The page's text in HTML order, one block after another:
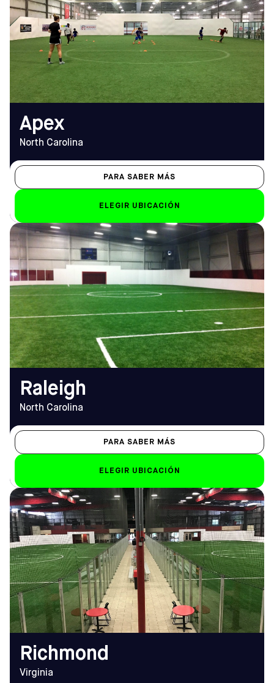
De lunes a viernes
7:30 - 12:00
Sáb-Dom
Sáb: 8.00 h. - 22.00 h.;
Dom: 8:30 - 22:00
Apex, NC 27502
Cómo llegar
TELÉFONO
(919) 387-2955
EMAIL
apex@sofive.com
Apex
North Carolina
PARA SABER MÁS
ELEGIR UBICACIÓN
HORARIO DE
APERTURA
De lunes a viernes
10.00 h - 12.00 h
Sáb-Dom
Sáb: 8.30 h - 12 h; Dom:
10:00 - 22:00
DIRECCIÓN
5600 Hillsborough St,
Raleigh, NC 27606
Cómo llegar
TELÉFONO
(919) 859-2997
EMAIL
raleigh@sofive.com
Raleigh
North Carolina
PARA SABER MÁS
ELEGIR UBICACIÓN
HORARIO DE
APERTURA
De lunes a viernes
10.00 h - 2.00 h
Sáb-Dom
Sáb: 8.30 h - 2 h; Dom:
13:00 - 20:00
DIRECCIÓN
2300 Oak Lake Blvd,
Midlothian, VA 23112
Cómo llegar
TELÉFONO
(804) 744-4600
EMAIL
richmond@sofive.com
Richmond
Virginia